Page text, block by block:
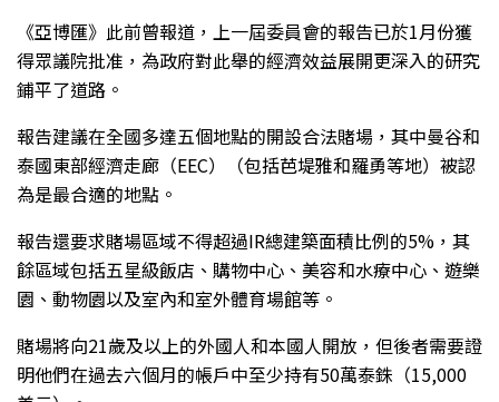
《亞博匯》此前曾報道，上一屆委員會的報告已於1月份獲
得眾議院批准，為政府對此舉的經濟效益展開更深入的研究
鋪平了道路。
報告建議在全國多達五個地點的開設合法賭場，其中曼谷和
泰國東部經濟走廊（EEC）（包括芭堤雅和羅勇等地）被認
為是最合適的地點。
報告還要求賭場區域不得超過IR總建築面積比例的5%，其
餘區域包括五星級飯店、購物中心、美容和水療中心、遊樂
園、動物園以及室內和室外體育場館等。
賭場將向21歲及以上的外國人和本國人開放，但後者需要證
明他們在過去六個月的帳戶中至少持有50萬泰銖（15,000